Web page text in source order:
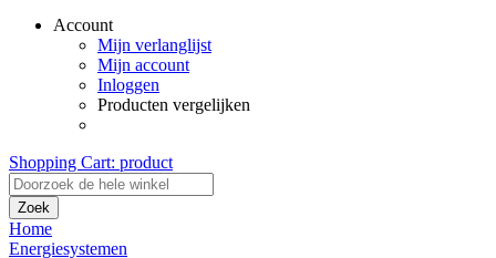
Account
Mijn verlanglijst
Mijn account
Inloggen
Producten vergelijken
Shopping Cart: product
Zoek
Home
Energiesystemen